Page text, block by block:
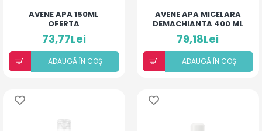
AVENE APA 150ML
OFERTA
73,77Lei
ADAUGÃ ÎN COȘ
AVENE APA MICELARA
DEMACHIANTA 400 ML
79,18Lei
ADAUGÃ ÎN COȘ